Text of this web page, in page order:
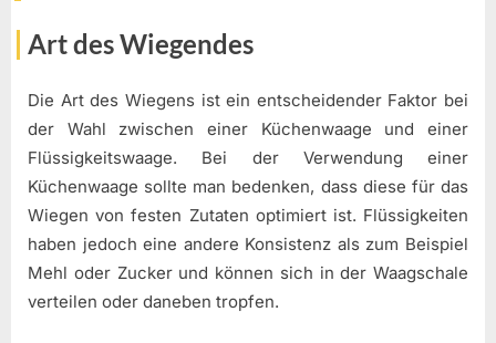
Art des Wiegendes
Die Art des Wiegens ist ein entscheidender Faktor bei
der Wahl zwischen einer Küchenwaage und einer
Flüssigkeitswaage. Bei der Verwendung einer
Küchenwaage sollte man bedenken, dass diese für das
Wiegen von festen Zutaten optimiert ist. Flüssigkeiten
haben jedoch eine andere Konsistenz als zum Beispiel
Mehl oder Zucker und können sich in der Waagschale
verteilen oder daneben tropfen.